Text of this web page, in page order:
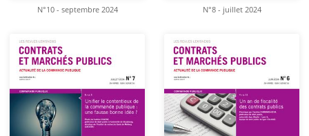
N°10 - septembre 2024 N°8 - juillet 2024